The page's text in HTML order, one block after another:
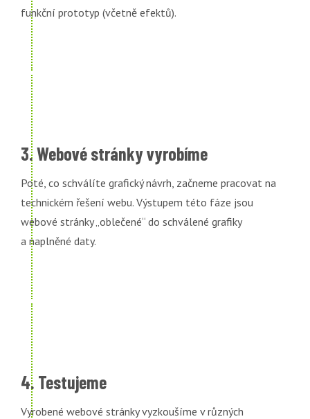
funkční prototyp (včetně efektů).
3. Webové stránky vyrobíme
Poté, co schválíte grafický návrh, začneme pracovat na
technickém řešení webu. Výstupem této fáze jsou
webové stránky „oblečené“ do schválené grafiky
a naplněné daty.
4. Testujeme
Vyrobené webové stránky vyzkoušíme v různých